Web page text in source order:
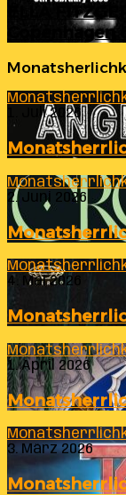
ELLA
1. Juli 2026
2. Juni 2026
4. Mai 2026
1. April 2026
3. März 2026